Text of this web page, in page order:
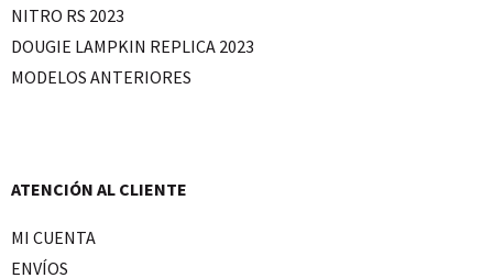
NITRO RS 2023
DOUGIE LAMPKIN REPLICA 2023
MODELOS ANTERIORES
ATENCIÓN AL CLIENTE
MI CUENTA
ENVÍOS